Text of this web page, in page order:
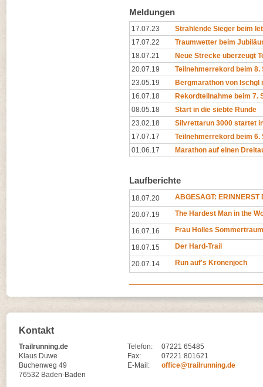
Meldungen
17.07.23
Strahlende Sieger beim
17.07.22
Traumwetter beim
18.07.21
Neue Strecke überzeugt
20.07.19
Teilnehmerrekord beim 8.
23.05.19
Bergmarathon von Ischgl
16.07.18
Rekordteilnahme beim 7.
08.05.18
Start in die siebte Runde
23.02.18
Silvrettarun 3000 startet
17.07.17
Teilnehmerrekord beim
01.06.17
Marathon auf einen
Laufberichte
18.07.20 ABGESAGT: ERINNERST
20.07.19 The Hardest Man in the
16.07.16 Frau Holles Sommertraum
18.07.15 Der Hard-Trail
20.07.14 Run auf's Kronenjoch
Kontakt
Trailrunning.de
Klaus Duwe
Buchenweg 49
76532 Baden-Baden
Telefon:
07221 65485
Fax:
07221 801621
E-Mail:
office@trailrunning.de